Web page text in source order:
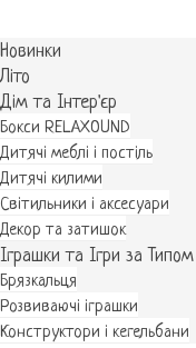
Новинки
Літо
Дім та Інтер'єр
Бокси RELAXOUND
Дитячі меблі і постіль
Дитячі килими
Світильники і аксесуари
Декор та затишок
Іграшки та Ігри за Типом
Брязкальця
Розвиваючі іграшки
Конструктори і кегельбани